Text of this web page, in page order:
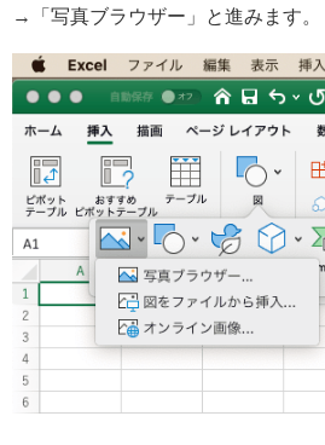
→「写真ブラウザー」と進みます。